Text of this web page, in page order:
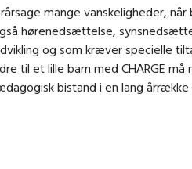
mange vanskeligheder, når
hørenedsættelse,
og som kræver specielle
til et lille barn med CHARGE må
bistand i en lang